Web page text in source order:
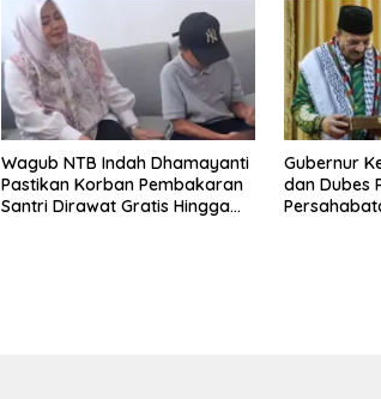
Wagub NTB Indah Dhamayanti
Pastikan Korban Pembakaran
Santri Dirawat Gratis Hingga
Gubernur
dan Dubes